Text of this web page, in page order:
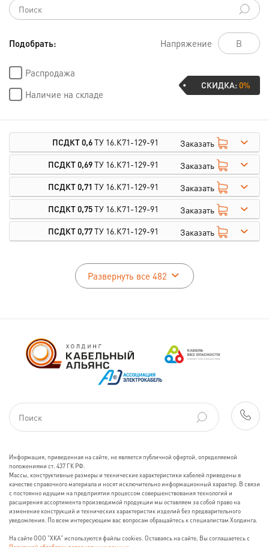
Подобрать: Напряжение
Распродажа
Наличие на складе
СКИДКА:0%
ПСДКТ 0,6ТУ 16.К71-129-91
Заказать
ПСДКТ 0,69ТУ 16.К71-129-91
Заказать
ПСДКТ 0,71 ТУ 16.К71-129-91
Заказать
ПСДКТ 0,75ТУ 16.К71-129-91
Заказать
ПСДКТ 0,77ТУ 16.К71-129-91 Заказать
Развернуть все 482
Информация, приведенная на сайте, не является публичной офертой, определяемой
положениями ст. 437 ГК РФ.
Массы, конструктивные размеры и технические характеристики кабелей приведены в
качестве справочного материала и носят исключительно информационный характер. В связи
с постоянно идущим на предприятии процессом совершенствования технологий и
расширения ассортимента производимой продукции мы оставляем за собой право на
изменение конструкций и технических характеристик изделий без предварительного
уведомления. По всем интересующим вас вопросам обращайтесь к специалистам Холдинга.
На сайте ООО "ХКА" используются файлы cookies. Оставаясь на сайте, Вы соглашаетесь с